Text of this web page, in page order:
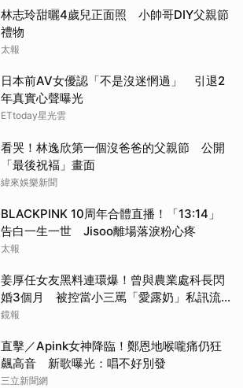
林志玲甜曬4歲兒正面照 小帥哥DIY父親節
禮物
太報
日本前AV女優認「不是沒迷惘過」 引退2
年真實心聲曝光
ETtoday星光雲
看哭！林逸欣第一個沒爸爸的父親節 公開
「最後祝褔」畫面
緯來娛樂新聞
BLACKPINK 10周年合體直播！「13:14」
告白一生一世 Jisoo離場落淚粉心疼
太報
姜厚任女友黑料連環爆！曾與農業處科長閃
婚3個月 被控當小三罵「愛露奶」私訊流
出
鏡報
直擊／Apink女神降臨！鄭恩地喉嚨痛仍狂
飆高音 新歌曝光：唱不好別發
三立新聞網